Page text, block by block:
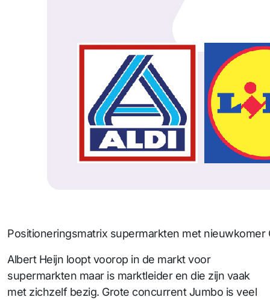
Positioneringsmatrix supermarkten met nieuwkomer
Albert Heijn loopt voorop in de markt voor
supermarkten maar is marktleider en die zijn vaak
met zichzelf bezig. Grote concurrent Jumbo is veel